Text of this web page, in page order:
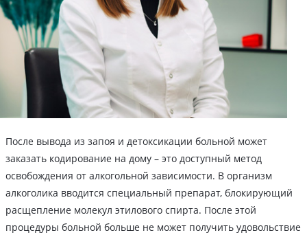
После вывода из запоя и детоксикации больной может
заказать кодирование на дому – это доступный метод
освобождения от алкогольной зависимости. В организм
алкоголика вводится специальный препарат, блокирующий
расщепление молекул этилового спирта. После этой
процедуры больной больше не может получить удовольствие